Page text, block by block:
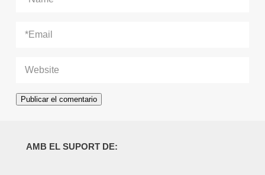
AMB EL SUPORT DE: